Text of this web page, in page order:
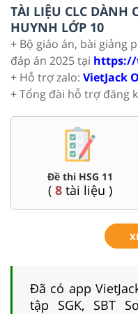
TÀI LIỆU CLC DÀNH
HUYNH LỚP 10
+ Bộ giáo án, bài giảng
đáp án 2025 tại https://
+ Hỗ trợ zalo: VietJack
+ Tổng đài hỗ trợ đăng
Đề thi HSG 11
( 8tài liệu )
Đã có app
tập SGK, SBT